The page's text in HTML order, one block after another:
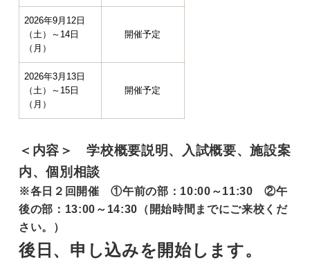
2026年9月12日
（土）～14日
（月）
開催予定
2026年3月13日
（土）～15日
（月）
開催予定
＜内容＞ 学校概要説明、入試概要、施設案
内、個別相談
※各日２回開催 ①午前の部：10:00～11:30 ②午
後の部：13:00～14:30（開始時間までにご来校くだ
さい。）
後日、申し込みを開始します。